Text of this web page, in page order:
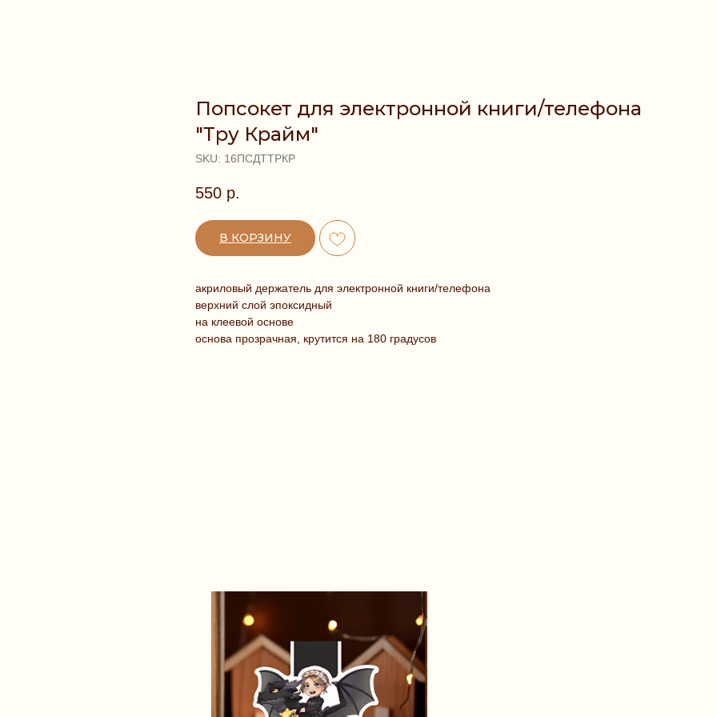
Попсокет для электронной книги/телефона
"Тру Крайм"
SKU: 16ПСДТТРКР
550 р.
В КОРЗИНУ
акриловый держатель для электронной книги/телефона
верхний слой эпоксидный
на клеевой основе
основа прозрачная, крутится на 180 градусов